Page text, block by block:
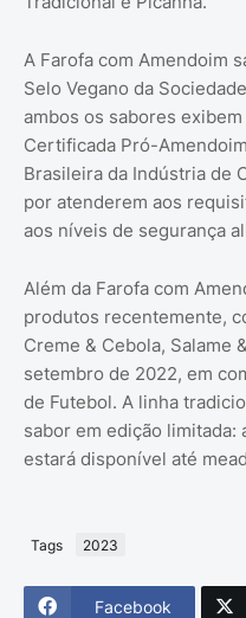
A Farofa com Amendoim
Selo Vegano da
ambos os sabores
Certificada Pró-
Brasileira da Indústria de
por atenderem aos
aos níveis de segurança
Além da Farofa com
produtos recentemente,
Creme & Cebola, Salame
setembro de 2022, em
de Futebol. A linha
sabor em edição limitada:
estará disponível até
Tags 2023
Facebook